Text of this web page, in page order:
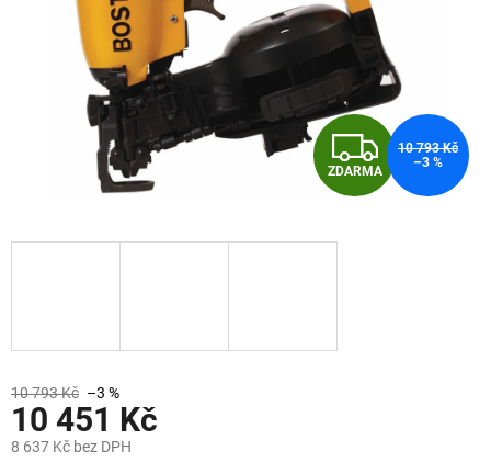
Z
D
ZDARMA
10 793 Kč
–3 %
10 793 Kč –3 %
10 451 Kč
8 637 Kč bez DPH